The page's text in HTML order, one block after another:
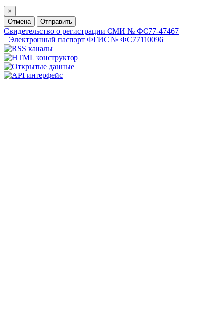
×
Отмена
Отправить
Свидетельство о регистрации СМИ № ФС77-47467
Электронный паспорт ФГИС № ФС77110096